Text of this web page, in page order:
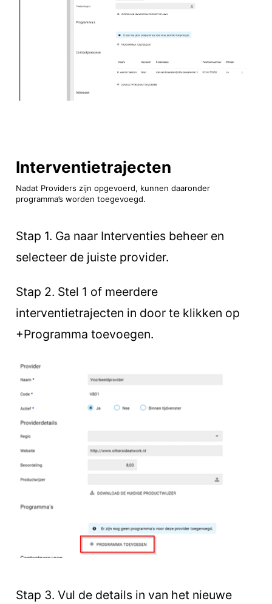
Interventietrajecten
Nadat Providers zijn opgevoerd, kunnen daaronder
programma’s worden toegevoegd.
Stap 1. Ga naar Interventies beheer en
selecteer de juiste provider.
Stap 2. Stel 1 of meerdere
interventietrajecten in door te klikken op
+Programma toevoegen.
Stap 3. Vul de details in van het nieuwe